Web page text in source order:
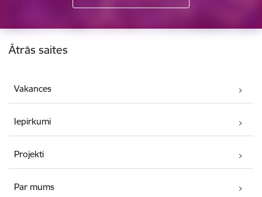
Kājene
Ātrās saites
Vakances
Iepirkumi
Projekti
Par mums